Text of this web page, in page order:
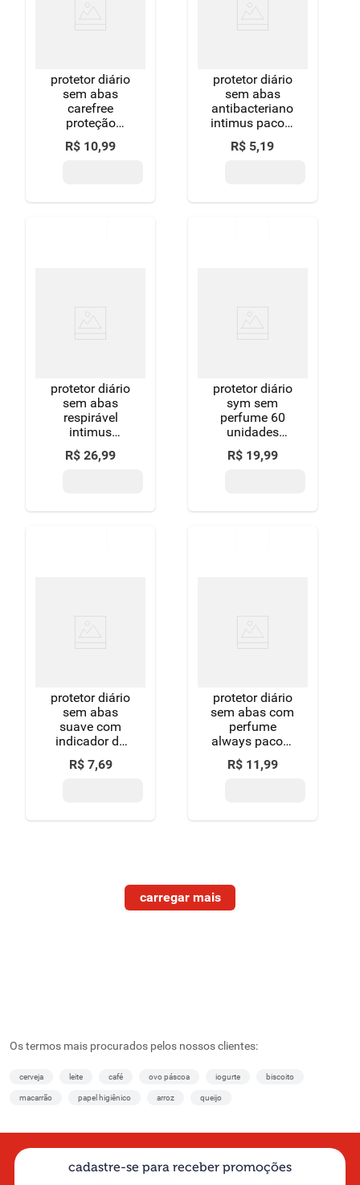
protetor diário
sem abas
carefree
proteção
pacote 15
unidades
R$ 10,99
protetor diário
sem abas
antibacteriano
intimus pacote
15 unidades
R$ 5,19
protetor diário
sem abas
respirável
intimus
cuidado diário
pacote 80
R$ 26,99
protetor diário
sym sem
perfume 60
unidades
embalagem
econômica
R$ 19,99
protetor diário
sem abas
suave com
indicador de
troca intimus
cuidado
R$ 7,69
protetor diário
sem abas com
perfume
always pacote
40 unidades
R$ 11,99
Os termos mais procurados pelos nossos clientes:
cerveja leite café ovo páscoa iogurte biscoito
macarrão papel higiênico arroz queijo
cadastre-se para receber promoções